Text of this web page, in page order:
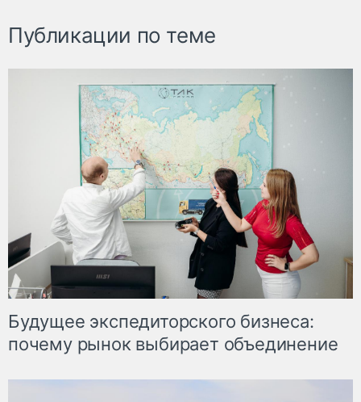
Публикации по теме
Будущее экспедиторского бизнеса:
почему рынок выбирает объединение